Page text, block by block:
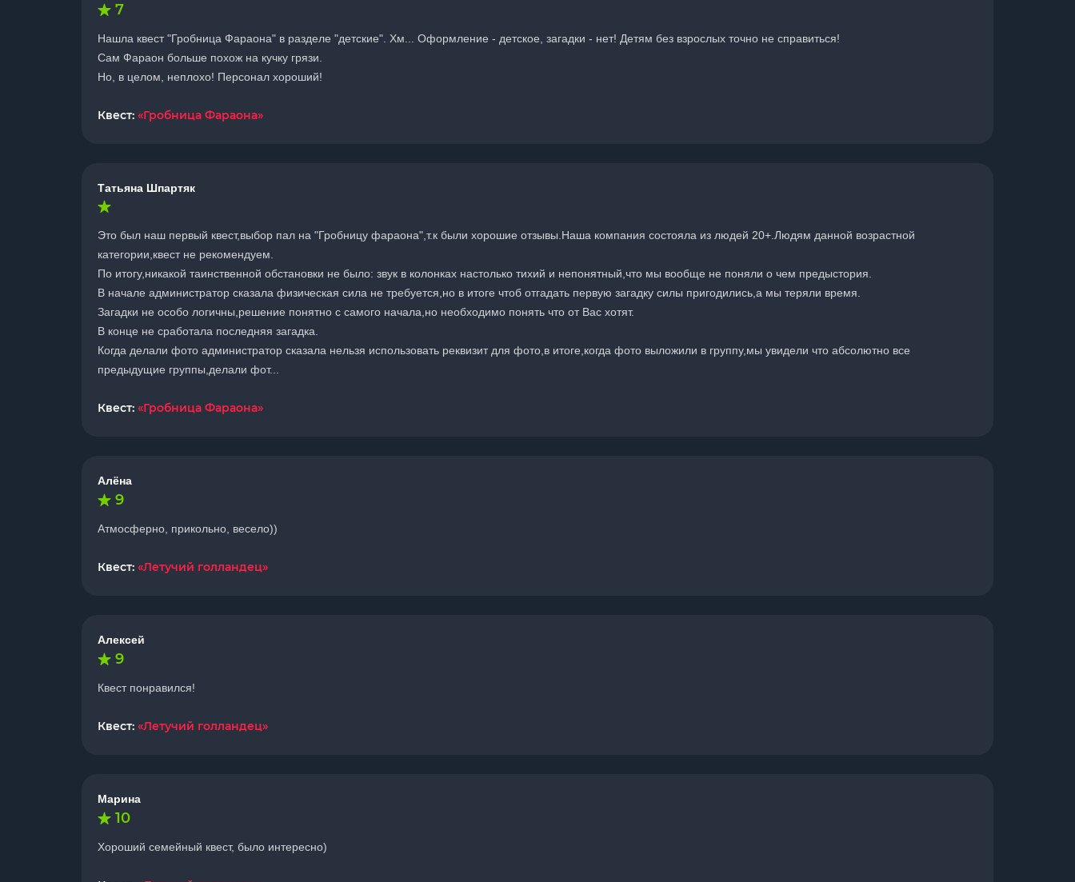
7
Нашла квест "Гробница Фараона" в разделе "детские". Хм... Оформление - детское, загадки - нет! Детям без взрослых точно не справиться!
Сам Фараон больше похож на кучку грязи.
Но, в целом, неплохо! Персонал хороший!
Квест: «Гробница Фараона»
Татьяна Шпартяк
Это был наш первый квест,выбор пал на "Гробницу фараона",т.к были хорошие отзывы.Наша компания состояла из людей 20+.Людям данной возрастной
категории,квест не рекомендуем.
По итогу,никакой таинственной обстановки не было: звук в колонках настолько тихий и непонятный,что мы вообще не поняли о чем предыстория.
В начале администратор сказала физическая сила не требуется,но в итоге чтоб отгадать первую загадку силы пригодились,а мы теряли время.
Загадки не особо логичны,решение понятно с самого начала,но необходимо понять что от Вас хотят.
В конце не сработала последняя загадка.
Когда делали фото администратор сказала нельзя использовать реквизит для фото,в итоге,когда фото выложили в группу,мы увидели что абсолютно все
предыдущие группы,делали фот...
Квест: «Гробница Фараона»
Алёна
9
Атмосферно, прикольно, весело))
Квест: «Летучий голландец»
Алексей
9
Квест понравился!
Квест: «Летучий голландец»
Марина
10
Хороший семейный квест, было интересно)